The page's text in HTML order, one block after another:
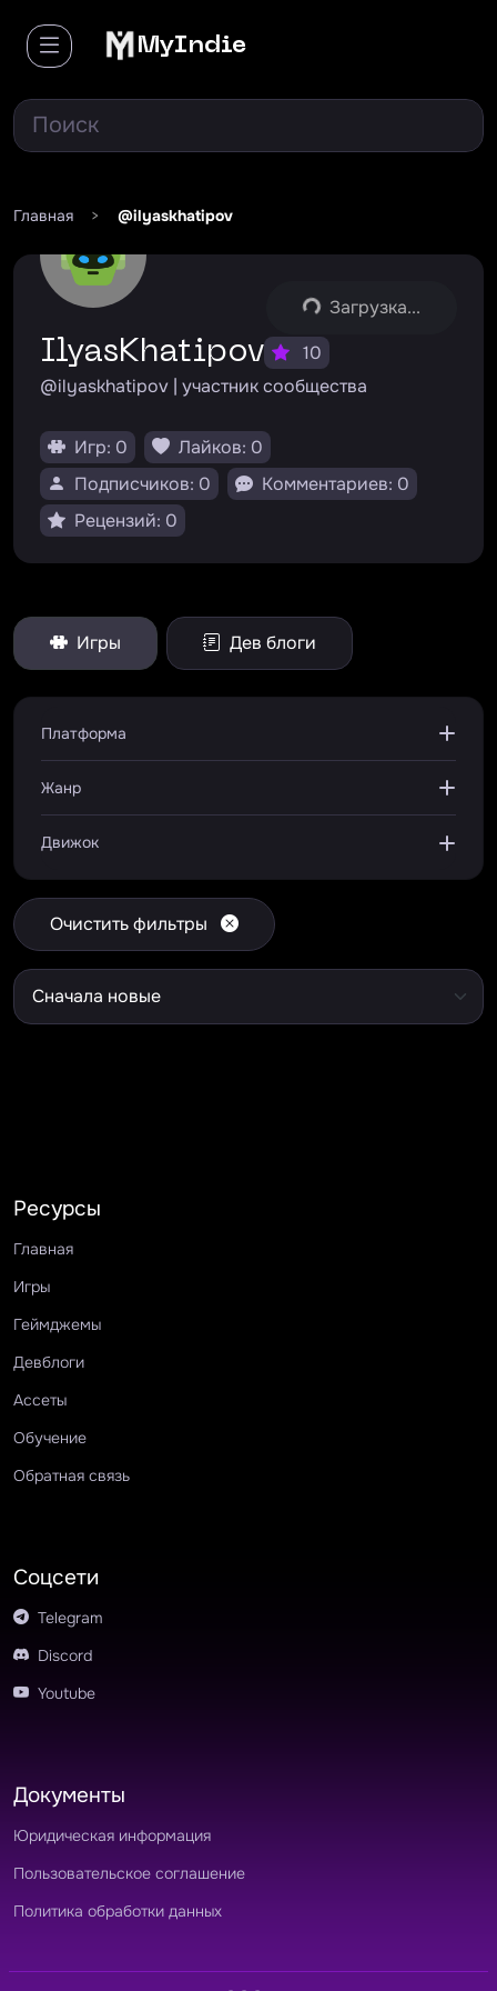
MyIndie
Главная > @ilyaskhatipov
Загрузка...
IlyasKhatipov
10
@ilyaskhatipov | участник сообщества
Игр: 0
Лайков: 0
Подписчиков: 0
Комментариев: 0
Рецензий: 0
Игры Дев блоги
Платформа
Жанр
Движок
Очистить фильтры
Ресурсы
Главная
Игры
Геймджемы
Девблоги
Ассеты
Обучение
Обратная связь
Соцсети
Telegram
Discord
Youtube
Документы
Юридическая информация
Пользовательское соглашение
Политика обработки данных